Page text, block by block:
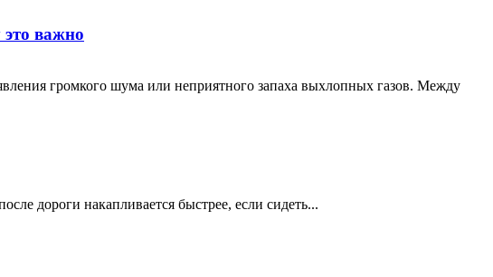
важно
громкого шума или неприятного запаха выхлопных газов. Между
дороги накапливается быстрее, если сидеть...